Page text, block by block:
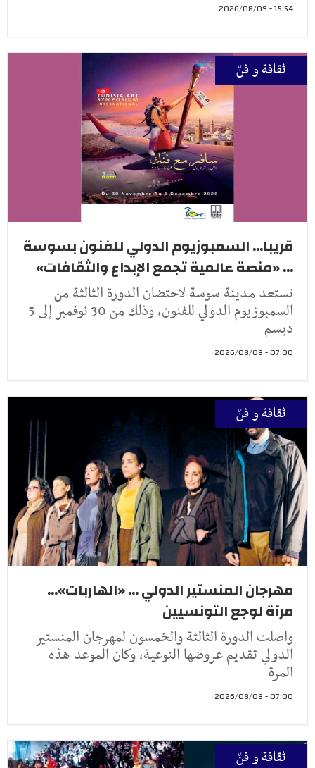
15:54 - 2026/08/09
ثقافة و فنّ
قريبا... السمبوزيوم الدولي للفنون بسوسة
... «منصة عالمية تجمع الإبداع والثقافات»
تستعد مدينة سوسة لاحتضان الدورة الثالثة من
السمبوزيوم الدولي للفنون، وذلك من 30 نوفمبر إلى 5
ديسم
07:00 - 2026/08/09
ثقافة و فنّ
مهرجان المنستير الدولي ... «الهاربات»...
مرآة لوجع التونسيين
واصلت الدورة الثالثة والخمسون لمهرجان المنستير
الدولي تقديم عروضها النوعية، وكان الموعد هذه
المرة
07:00 - 2026/08/09
ثقافة و فنّ